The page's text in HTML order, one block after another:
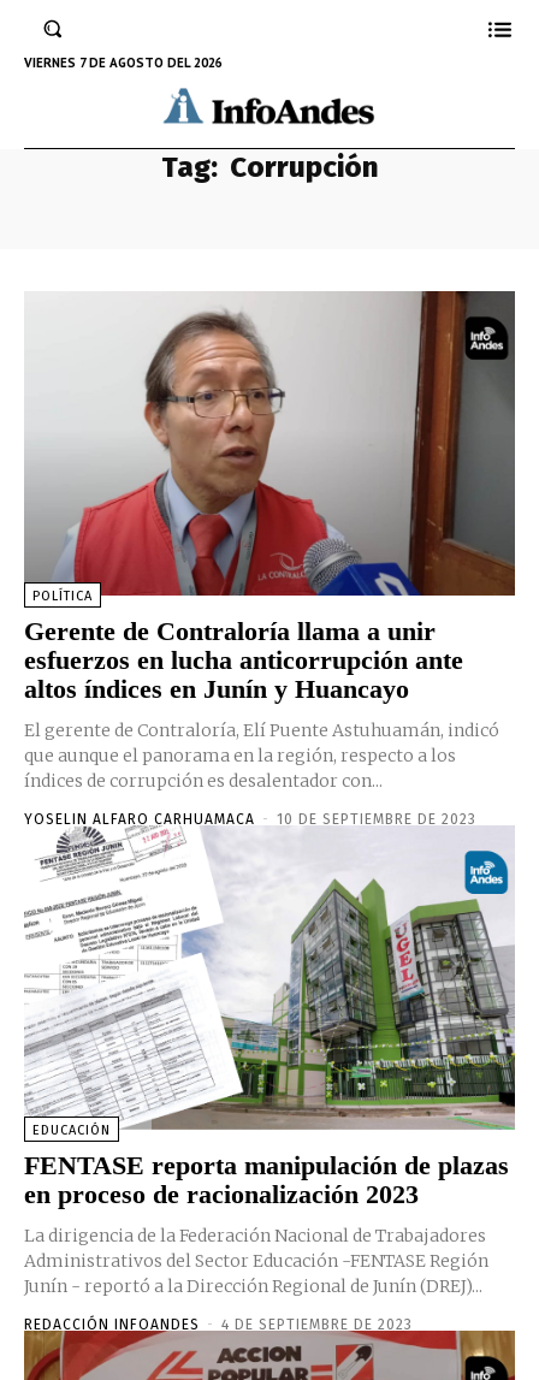
VIERNES 7 DE AGOSTO DEL 2026
Tag: Corrupción
POLÍTICA
Gerente de Contraloría llama a unir
esfuerzos en lucha anticorrupción ante
altos índices en Junín y Huancayo
El gerente de Contraloría, Elí Puente Astuhuamán, indicó
que aunque el panorama en la región, respecto a los
índices de corrupción es desalentador con...
YOSELIN ALFARO CARHUAMACA - 10 DE SEPTIEMBRE DE 2023
EDUCACIÓN
FENTASE reporta manipulación de plazas
en proceso de racionalización 2023
La dirigencia de la Federación Nacional de Trabajadores
Administrativos del Sector Educación -FENTASE Región
Junín - reportó a la Dirección Regional de Junín (DREJ)...
REDACCIÓN INFOANDES - 4 DE SEPTIEMBRE DE 2023